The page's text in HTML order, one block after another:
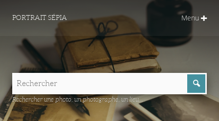
PORTRAIT SÉPIA Menu
Rechercher une photo, un photographe, un lieu...